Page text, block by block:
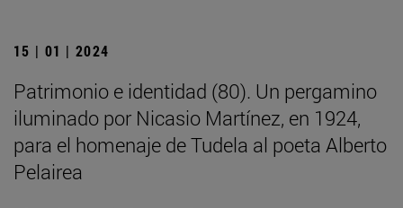
15 | 01 | 2024
Patrimonio e identidad (80). Un pergamino
iluminado por Nicasio Martínez, en 1924,
para el homenaje de Tudela al poeta Alberto
Pelairea